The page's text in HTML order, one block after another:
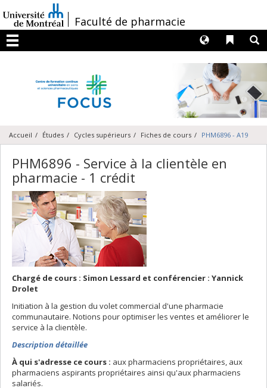
au
contenu
/Faculté de pharmacie
Menu
Liens
Langues
Accueil Études Cycles supérieurs Fiches de cours PHM6896 - A19
PHM6896 - Service à la clientèle en
pharmacie - 1 crédit
Chargé de cours : Simon Lessard et conférencier : Yannick
Drolet
Initiation à la gestion du volet commercial d'une pharmacie
communautaire. Notions pour optimiser les ventes et améliorer le
service à la clientèle.
Description détaillée
À qui s'adresse ce cours : aux pharmaciens propriétaires, aux
pharmaciens aspirants propriétaires ainsi qu'aux pharmaciens
salariés.